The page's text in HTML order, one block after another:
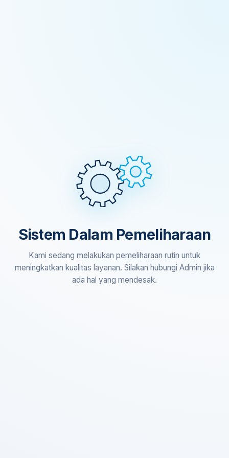
Sistem Dalam Pemeliharaan
Kami sedang melakukan pemeliharaan rutin untuk
meningkatkan kualitas layanan. Silakan hubungi Admin jika
ada hal yang mendesak.